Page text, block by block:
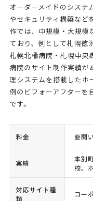
オーダーメイドのシステ
やセキュリティ構築など
作では、中規模・大規模
ており、例として札幌徳
札幌北楡病院・札幌中央
病院のサイト制作実績が
理システムを搭載したホ
例のビフォーアフターを
です。
料金 要問
実績
本別
校、
対応サイト種
類
コー